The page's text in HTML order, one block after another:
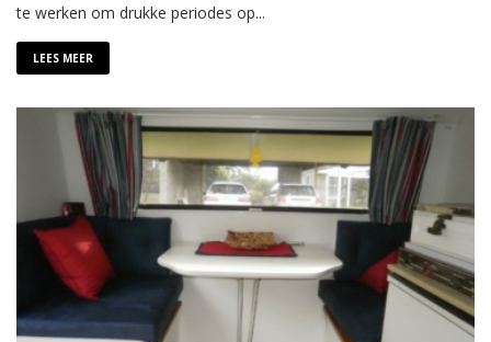
te werken om drukke periodes op...
LEES MEER